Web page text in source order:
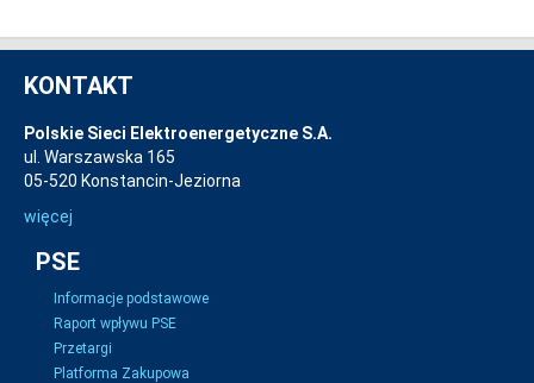
KONTAKT
Polskie Sieci Elektroenergetyczne S.A.
ul. Warszawska 165
05-520 Konstancin-Jeziorna
więcej
PSE
Informacje podstawowe
Raport wpływu PSE
Przetargi
Platforma Zakupowa